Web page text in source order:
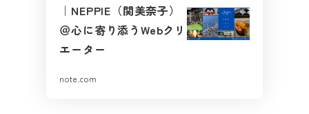
｜NEPPIE（関美奈子）
＠心に寄り添うWebクリ
エーター
note.com